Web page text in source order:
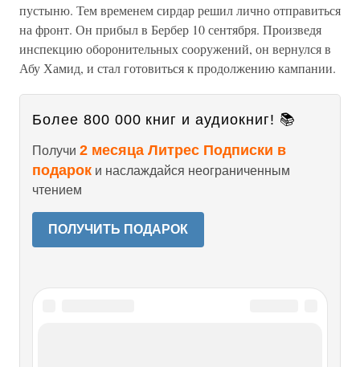
пустыню. Тем временем сирдар решил лично отправиться
на фронт. Он прибыл в Бербер 10 сентября. Произведя
инспекцию оборонительных сооружений, он вернулся в
Абу Хамид, и стал готовиться к продолжению кампании.
Более 800 000 книг и аудиокниг! 📚
Получи 2 месяца Литрес Подписки в
подарок и наслаждайся неограниченным
чтением
ПОЛУЧИТЬ ПОДАРОК